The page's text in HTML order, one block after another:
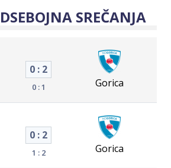
SREČANJA
0 : 2
0 : 1 Gorica
0 : 2
1 : 2 Gorica